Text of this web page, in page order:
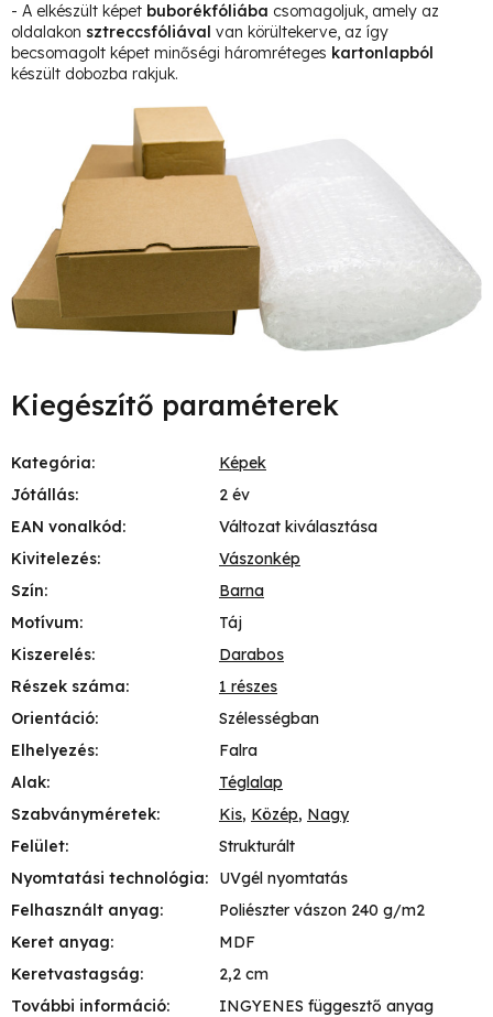
- A elkészült képet buborékfóliába csomagoljuk, amely az
oldalakon sztreccsfóliával van körültekerve, az így
becsomagolt képet minőségi háromréteges kartonlapból
készült dobozba rakjuk.
Kiegészítő paraméterek
Kategória:
Képek
Jótállás:
2 év
EAN vonalkód:
Változat kiválasztása
Kivitelezés:
Vászonkép
Szín:
Barna
Motívum:
Táj
Kiszerelés:
Darabos
Részek száma:
1 részes
Orientáció:
Szélességban
Elhelyezés:
Falra
Alak:
Téglalap
Szabványméretek: Kis, Közép, Nagy
Felület:
Strukturált
Nyomtatási technológia:
UVgél nyomtatás
Felhasznált anyag:
Poliészter vászon 240 g/m2
Keret anyag:
MDF
Keretvastagság:
2,2 cm
További információ: INGYENES függesztő anyag